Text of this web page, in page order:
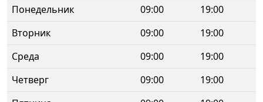
Понедельник 09:00
19:00
Вторник
09:00
19:00
Среда
09:00
19:00
Четверг
09:00
19:00